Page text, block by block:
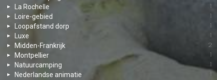
La Rochelle
Loire-gebied
Loopafstand dorp
Luxe
Midden-Frankrijk 2
Montpellier
Natuurcamping
Nederlandse animatie